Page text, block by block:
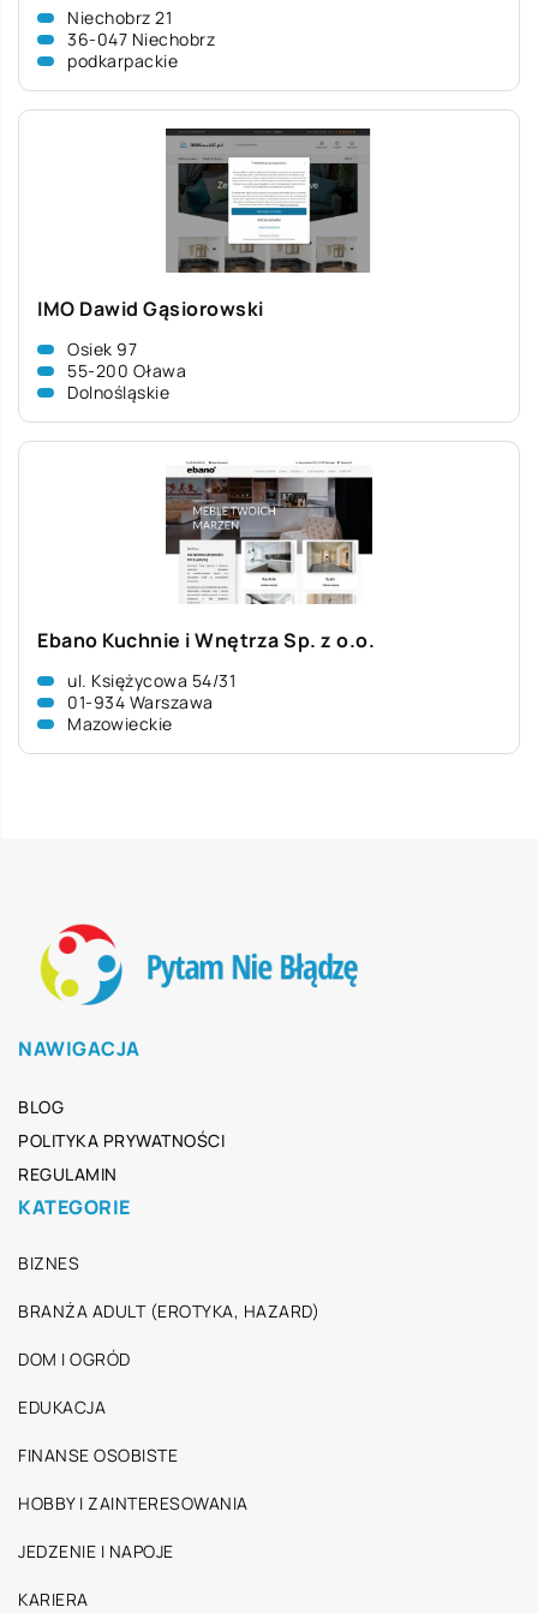
Niechobrz 21
36-047 Niechobrz
podkarpackie
IMO Dawid Gąsiorowski
Osiek 97
55-200 Oława
Dolnośląskie
Ebano Kuchnie i Wnętrza Sp. z o.o.
ul. Księżycowa 54/31
01-934 Warszawa
Mazowieckie
NAWIGACJA
BLOG
POLITYKA PRYWATNOŚCI
REGULAMIN
KATEGORIE
BIZNES
BRANŻA ADULT (EROTYKA, HAZARD)
DOM I OGRÓD
EDUKACJA
FINANSE OSOBISTE
HOBBY I ZAINTERESOWANIA
JEDZENIE I NAPOJE
KARIERA